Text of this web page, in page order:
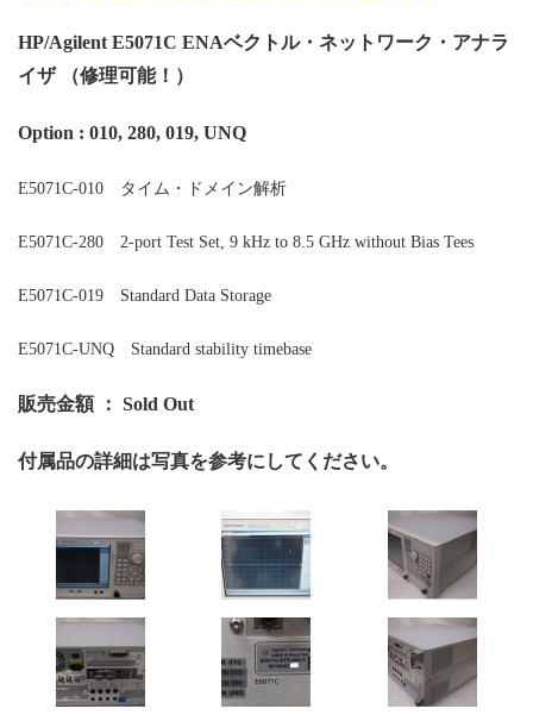
HP/Agilent E5071C ENAベクトル・ネットワーク・アナラ
イザ （修理可能！）
Option : 010, 280, 019, UNQ
E5071C-010 タイム・ドメイン解析
E5071C-280 2-port Test Set, 9 kHz to 8.5 GHz without Bias Tees
E5071C-019 Standard Data Storage
E5071C-UNQ Standard stability timebase
販売金額 ： Sold Out
付属品の詳細は写真を参考にしてください。